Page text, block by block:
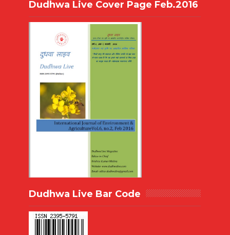
Dudhwa Live Cover Page Feb.2016
Dudhwa Live Bar Code